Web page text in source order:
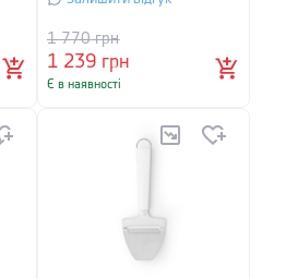
1 239 грн
1 770грн
Є в наявності